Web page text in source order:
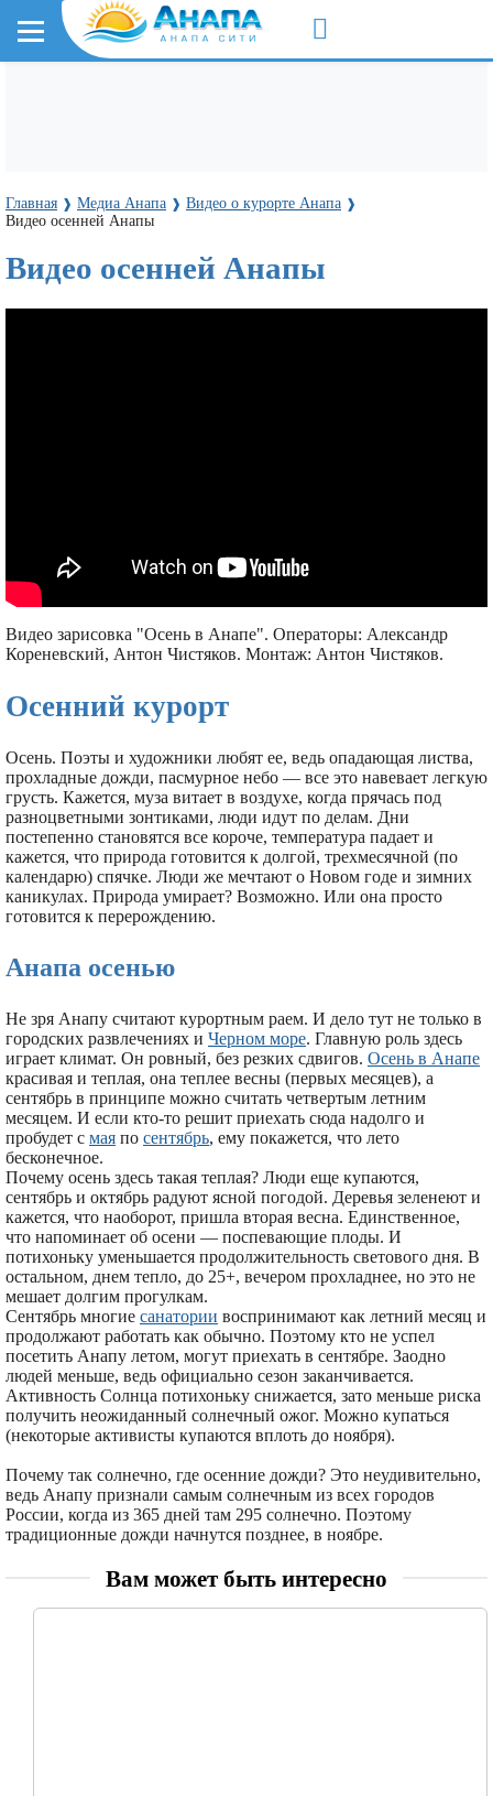
Главная ❱ Медиа Анапа ❱ Видео о курорте Анапа ❱
Видео осенней Анапы
Видео осенней Анапы
Видео зарисовка "Осень в Анапе". Операторы: Александр
Кореневский, Антон Чистяков. Монтаж: Антон Чистяков.
Осенний курорт
Осень. Поэты и художники любят ее, ведь опадающая листва,
прохладные дожди, пасмурное небо — все это навевает легкую
грусть. Кажется, муза витает в воздухе, когда прячась под
разноцветными зонтиками, люди идут по делам. Дни
постепенно становятся все короче, температура падает и
кажется, что природа готовится к долгой, трехмесячной (по
календарю) спячке. Люди же мечтают о Новом годе и зимних
каникулах. Природа умирает? Возможно. Или она просто
готовится к перерождению.
Анапа осенью
Не зря Анапу считают курортным раем. И дело тут не только в
городских развлечениях и Черном море. Главную роль здесь
играет климат. Он ровный, без резких сдвигов. Осень в Анапе
красивая и теплая, она теплее весны (первых месяцев), а
сентябрь в принципе можно считать четвертым летним
месяцем. И если кто-то решит приехать сюда надолго и
пробудет с мая по сентябрь, ему покажется, что лето
бесконечное.
Почему осень здесь такая теплая? Люди еще купаются,
сентябрь и октябрь радуют ясной погодой. Деревья зеленеют и
кажется, что наоборот, пришла вторая весна. Единственное,
что напоминает об осени — поспевающие плоды. И
потихоньку уменьшается продолжительность светового дня. В
остальном, днем тепло, до 25+, вечером прохладнее, но это не
мешает долгим прогулкам.
Сентябрь многие санатории воспринимают как летний месяц и
продолжают работать как обычно. Поэтому кто не успел
посетить Анапу летом, могут приехать в сентябре. Заодно
людей меньше, ведь официально сезон заканчивается.
Активность Солнца потихоньку снижается, зато меньше риска
получить неожиданный солнечный ожог. Можно купаться
(некоторые активисты купаются вплоть до ноября).
Почему так солнечно, где осенние дожди? Это неудивительно,
ведь Анапу признали самым солнечным из всех городов
России, когда из 365 дней там 295 солнечно. Поэтому
традиционные дожди начнутся позднее, в ноябре.
Вам может быть интересно